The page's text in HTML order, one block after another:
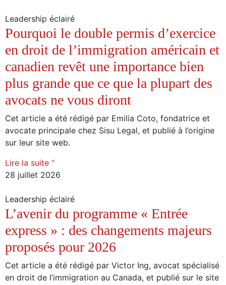
Leadership éclairé
Pourquoi le double permis d’exercice
en droit de l’immigration américain et
canadien revêt une importance bien
plus grande que ce que la plupart des
avocats ne vous diront
Cet article a été rédigé par Emilia Coto, fondatrice et
avocate principale chez Sisu Legal, et publié à l’origine
sur leur site web.
Lire la suite "
28 juillet 2026
Leadership éclairé
L’avenir du programme « Entrée
express » : des changements majeurs
proposés pour 2026
Cet article a été rédigé par Victor Ing, avocat spécialisé
en droit de l’immigration au Canada, et publié sur le site